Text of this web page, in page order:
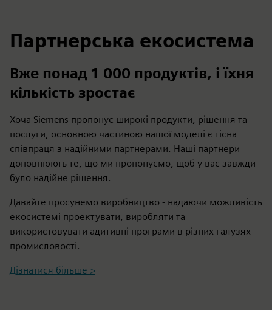
Партнерська екосистема
Вже понад 1 000 продуктів, і їхня
кількість зростає
Хоча Siemens пропонує широкі продукти, рішення та
послуги, основною частиною нашої моделі є тісна
співпраця з надійними партнерами. Наші партнери
доповнюють те, що ми пропонуємо, щоб у вас завжди
було надійне рішення.
Давайте просунемо виробництво - надаючи можливість
екосистемі проектувати, виробляти та
використовувати адитивні програми в різних галузях
промисловості.
Дізнатися більше >